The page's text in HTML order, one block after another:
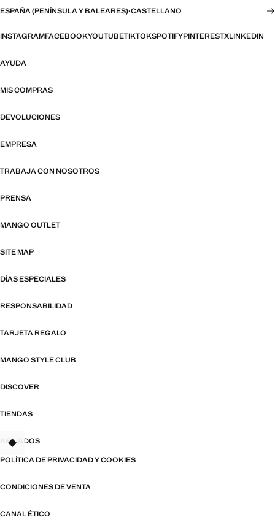
ESPAÑA (PENÍNSULA Y BALEARES)·CASTELLANO
INSTAGRAMFACEBOOKYOUTUBETIKTOKSPOTIFYPINTERESTXLINKEDIN
AYUDA
MIS COMPRAS
DEVOLUCIONES
EMPRESA
TRABAJA CON NOSOTROS
PRENSA
MANGO OUTLET
SITE MAP
DÍAS ESPECIALES
RESPONSABILIDAD
TARJETA REGALO
MANGO STYLE CLUB
DISCOVER
TIENDAS
AFILIADOS
POLÍTICA DE PRIVACIDAD Y COOKIES
CONDICIONES DE VENTA
CANAL ÉTICO